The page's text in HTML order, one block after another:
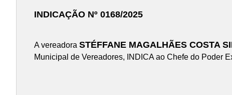
INDICAÇÃO Nº 0168/2025
A vereadoraSTÉFFANE MAGALHÃES COSTA
Municipal de Vereadores, INDICA ao Chefe do Poder